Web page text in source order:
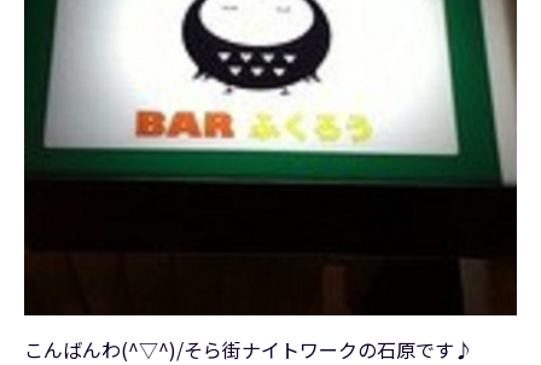
こんばんわ(^▽^)/そら街ナイトワークの石原です♪